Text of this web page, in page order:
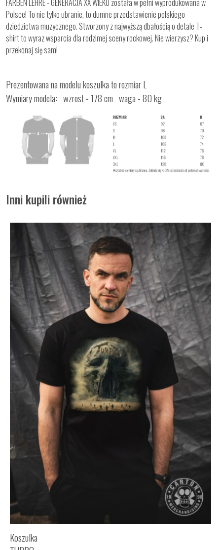
FARBEN LEHRE - GENERACJA XX WIEKU została w pełni wyprodukowana w
Polsce! To nie tylko ubranie, to dumne przedstawienie polskiego
dziedzictwa muzycznego. Stworzony z najwyższą dbałością o detale T-
shirt to wyraz wsparcia dla rodzimej sceny rockowej. Nie wierzysz? Kup i
przekonaj się sam!
Prezentowana na modelu koszulka to rozmiar L
Wymiary modela: wzrost - 178 cm waga - 80 kg
Inni kupili również
Koszulka